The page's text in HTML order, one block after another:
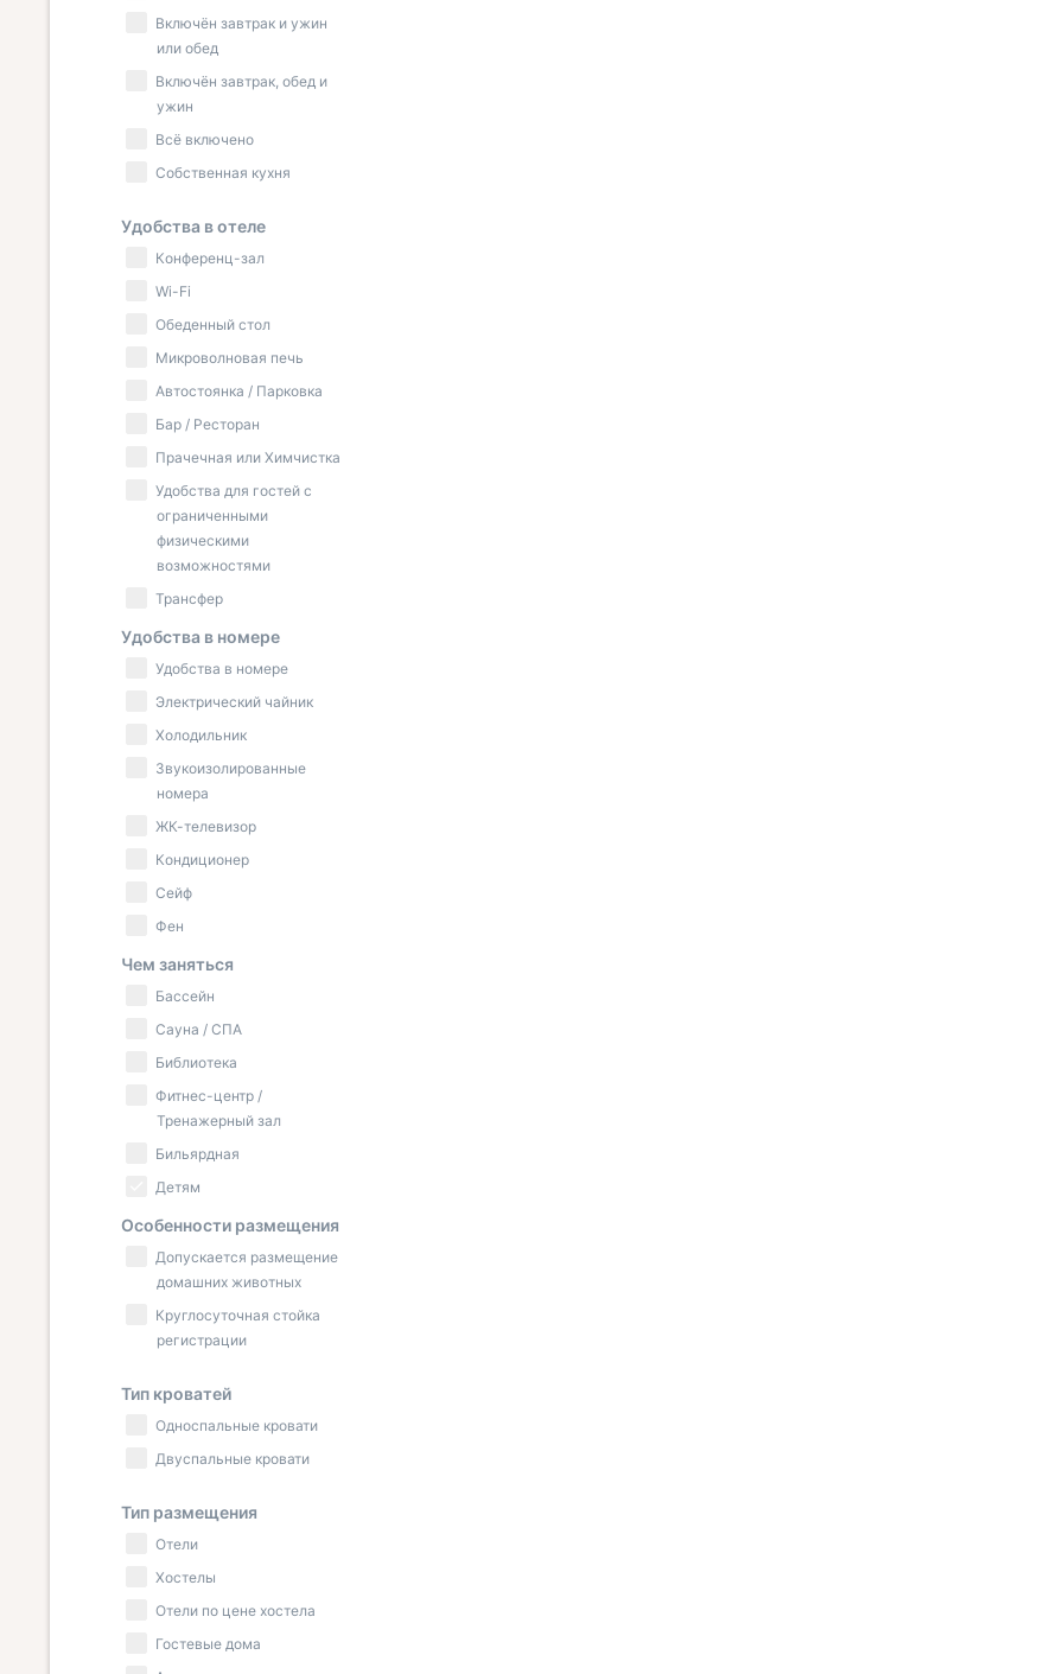
Включён завтрак и ужин
или обед
Включён завтрак, обед и
ужин
Всё включено
Собственная кухня
Удобства в отеле
Конференц-зал
Wi-Fi
Обеденный стол
Микроволновая печь
Автостоянка / Парковка
Бар / Ресторан
Прачечная или Химчистка
Удобства для гостей с
ограниченными
физическими
возможностями
Трансфер
Удобства в номере
Удобства в номере
Электрический чайник
Холодильник
Звукоизолированные
номера
ЖК-телевизор
Кондиционер
Сейф
Фен
Чем заняться
Бассейн
Сауна / СПА
Библиотека
Фитнес-центр /
Тренажерный зал
Бильярдная
Детям
Особенности размещения
Допускается размещение
домашних животных
Круглосуточная стойка
регистрации
Тип кроватей
Односпальные кровати
Двуспальные кровати
Тип размещения
Отели
Хостелы
Отели по цене хостела
Гостевые дома